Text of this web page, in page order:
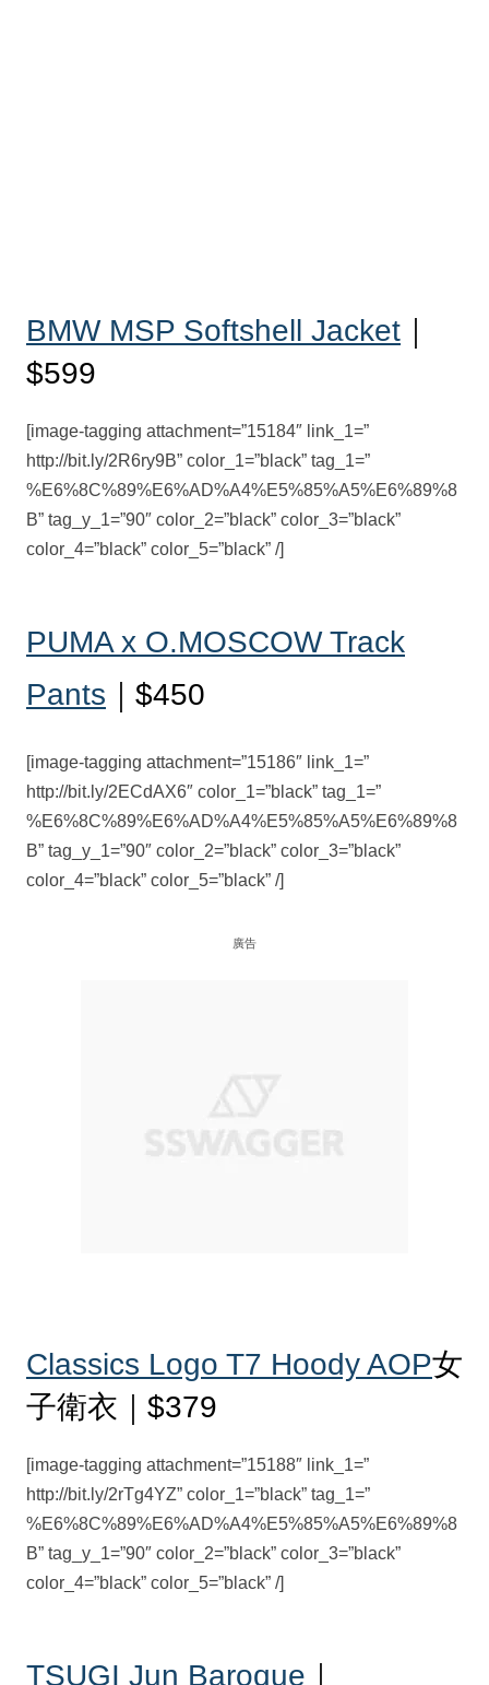
BMW MSP Softshell Jacket
$599
[image-tagging attachment=”15184″ link_1=”
http://bit.ly/2R6ry9B” color_1=”black” tag_1=”
%E6%8C%89%E6%AD%A4%E5%85%A5%E6%89%8
B” tag_y_1=”90″ color_2=”black” color_3=”black”
color_4=”black” color_5=”black” /]
PUMA x O.MOSCOW Track
Pants ｜$450
[image-tagging attachment=”15186″ link_1=”
http://bit.ly/2ECdAX6″ color_1=”black” tag_1=”
%E6%8C%89%E6%AD%A4%E5%85%A5%E6%89%8
B” tag_y_1=”90″ color_2=”black” color_3=”black”
color_4=”black” color_5=”black” /]
廣告
Classics Logo T7 Hoody AOP女
子衛衣｜$379
[image-tagging attachment=”15188″ link_1=”
http://bit.ly/2rTg4YZ” color_1=”black” tag_1=”
%E6%8C%89%E6%AD%A4%E5%85%A5%E6%89%8
B” tag_y_1=”90″ color_2=”black” color_3=”black”
color_4=”black” color_5=”black” /]
TSUGI Jun Baroque